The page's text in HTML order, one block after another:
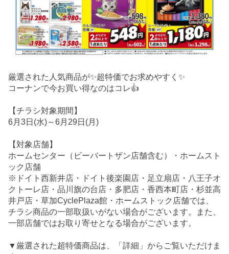
厳選された人気商品が✨超特価でお求めやすく✨
コーナンで今お買い得なのはコレ👍
【チラシ対象期間】
6月3日(水)～6月29日(月)
【対象店舗】
ホームセンター（ビーバートザン店舗含む）・ホームスト
ック店舗
※ドイト西新井店・ドイト後楽園店・足立扇店・八王子オ
クトーレ店・品川旗の台店・多肥店・香西本町店・杉並高
井戸店・草加CyclePlaza館・ホームストック店舗では、
チラシ商品の一部取扱いがない場合がございます。また、
一部店舗ではお取り寄せとなる場合がございます。
▼厳選された超特価商品は、「詳細」からご覧いただけま